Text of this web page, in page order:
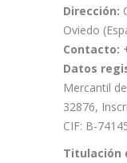
Dirección:
Oviedo
Contacto:
Datos
Mercantil
32876,
CIF: B-
Titulación